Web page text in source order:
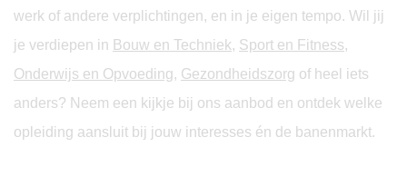
werk of andere verplichtingen, en in je eigen tempo. Wil jij
je verdiepen in Bouw en Techniek, Sport en Fitness,
Onderwijs en Opvoeding, Gezondheidszorg of heel iets
anders? Neem een kijkje bij ons aanbod en ontdek welke
opleiding aansluit bij jouw interesses én de banenmarkt.